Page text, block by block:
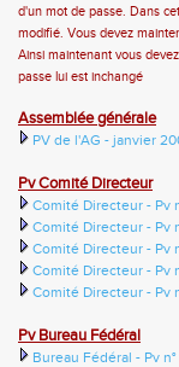
d'un mot de passe. Dans
modifié. Vous devez
Ainsi maintenant vous
passe lui est inchangé
Assemblée générale
PV de l'AG - janvier
Pv Comité Directeur
Comité Directeur - Pv
Comité Directeur - Pv
Comité Directeur - Pv
Comité Directeur - Pv
Comité Directeur - Pv
Pv Bureau Fédéral
Bureau Fédéral - Pv